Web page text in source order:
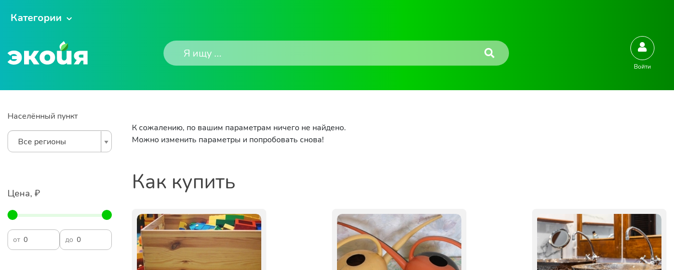
Категории
Войти
Населённый пункт
Все регионы
Цена, ₽
от до
К сожалению, по вашим параметрам ничего не найдено.
Можно изменить параметры и попробовать снова!
Как купить